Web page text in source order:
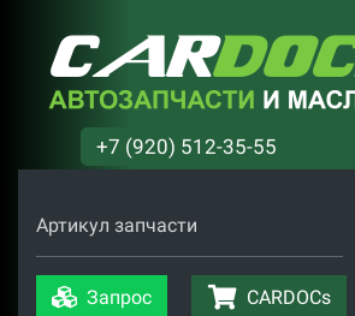
+7 (920) 512-35-55
Артикул запчасти
Запрос CARDOCs